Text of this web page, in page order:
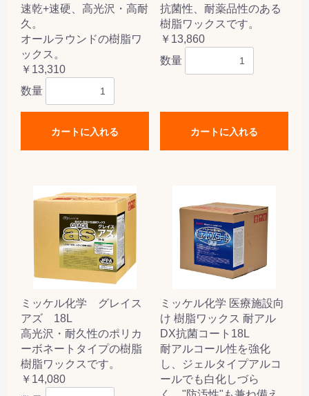
速乾+速硬、高光沢・高耐
久。
オールラウンドの樹脂ワ
ックス。
￥13,310
数量
カートに入れる
抗菌性、耐薬品性のある
樹脂ワックスです。
￥13,860
数量
カートに入れる
ミッケル化学 グレイス
アズ 18L
高光沢・耐久性のポリカ
ーボネートタイプの樹脂
樹脂ワックスです。
￥14,080
ミッケル化学 医療施設向
け 樹脂ワックス 耐アル
DX抗菌コート18L
耐アルコール性を強化
し、ジェルタイプアルコ
ールでも白化しづら